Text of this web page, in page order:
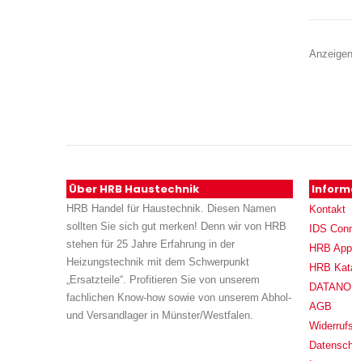
Anzeigen
Über HRB Haustechnik
HRB Handel für Haustechnik. Diesen Namen
sollten Sie sich gut merken! Denn wir von HRB
stehen für 25 Jahre Erfahrung in der
Heizungstechnik mit dem Schwerpunkt
„Ersatzteile“. Profitieren Sie von unserem
fachlichen Know-how sowie von unserem Abhol-
und Versandlager in Münster/Westfalen.
Kontakt
IDS
HRB App
HRB
AGB